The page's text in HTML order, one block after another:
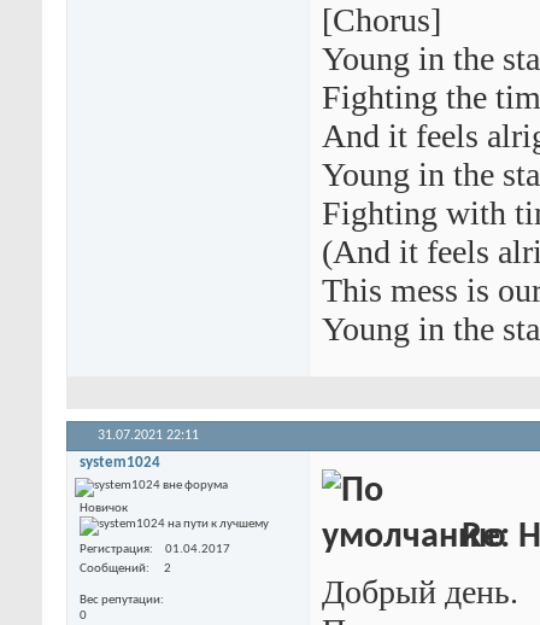
[Chorus]
Young in the
Fighting the
And it feels
Young in the
Fighting with
(And it feels
This mess is
Young in the
31.07.2021 22:11
system1024
Новичок
Регистрация
01.04.2017
Сообщений
2
Вес репутации
0
Re:
Добрый день.